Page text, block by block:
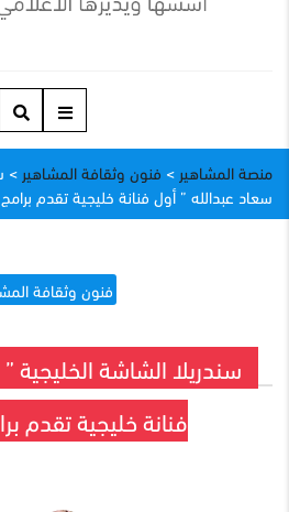
منصة المشاهير > فنون وثقافة المشاهير >
سعاد عبدالله ” أول فنانة خليجية تقدم برامج
فنون وثقافة
سندريلا الشاشة الخليجية
فنانة خليجية تقدم